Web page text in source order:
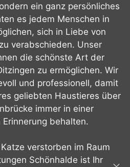
ein ganz persönliches
es jedem Menschen in
sich in Liebe von
verabschieden. Unser
die schönste Art der
zu ermöglichen. Wir
und professionell, damit
geliebten Haustieres über
immer in einer
behalten.
verstorben im Raum
Schönhalde ist Ihr